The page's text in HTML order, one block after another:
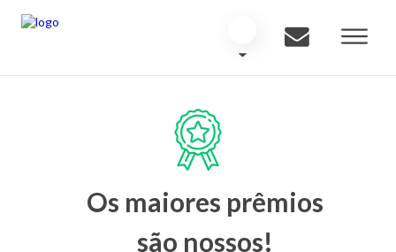
Os maiores prêmios
são nossos!